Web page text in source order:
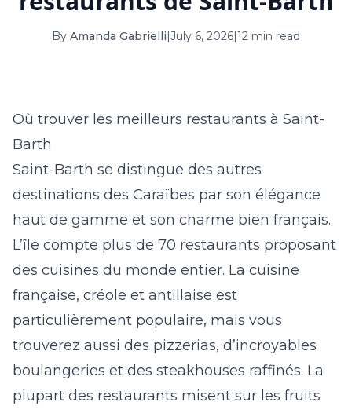
16 17 18 19 20 21 22
27 28
September 2026
1 2 3 4 5
13 14 15 16 17 18 19
27 28 29 30
By Amanda Gabrielli|July 6, 2026|12 min read
Où trouver les meilleurs restaurants à Saint-
Barth
Saint-Barth se distingue des autres
destinations des Caraïbes par son élégance
haut de gamme et son charme bien français.
L’île compte plus de 70 restaurants proposant
des cuisines du monde entier. La cuisine
française, créole et antillaise est
particulièrement populaire, mais vous
trouverez aussi des pizzerias, d’incroyables
boulangeries et des steakhouses raffinés. La
plupart des restaurants misent sur les fruits